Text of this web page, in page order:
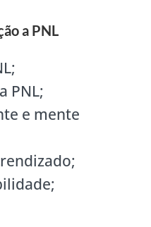
a PNL
PNL;
e mente